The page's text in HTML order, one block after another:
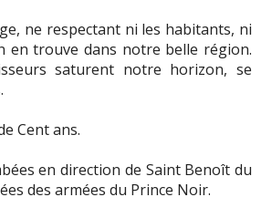
ne respectant ni les habitants, ni
en trouve dans notre belle région.
saturent notre horizon, se
Cent ans.
en direction de Saint Benoît du
des armées du Prince Noir.